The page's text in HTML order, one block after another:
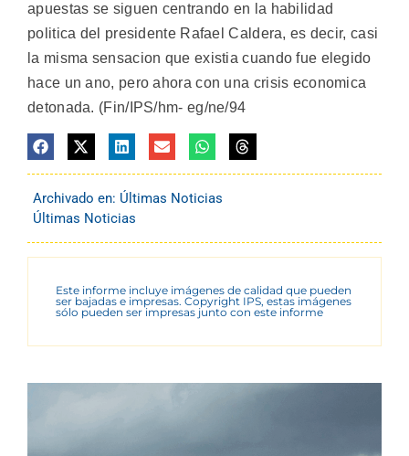
apuestas se siguen centrando en la habilidad
politica del presidente Rafael Caldera, es decir, casi
la misma sensacion que existia cuando fue elegido
hace un ano, pero ahora con una crisis economica
detonada. (Fin/IPS/hm- eg/ne/94
Archivado en: Últimas Noticias
Últimas Noticias
Este informe incluye imágenes de calidad que pueden
ser bajadas e impresas. Copyright IPS, estas imágenes
sólo pueden ser impresas junto con este informe